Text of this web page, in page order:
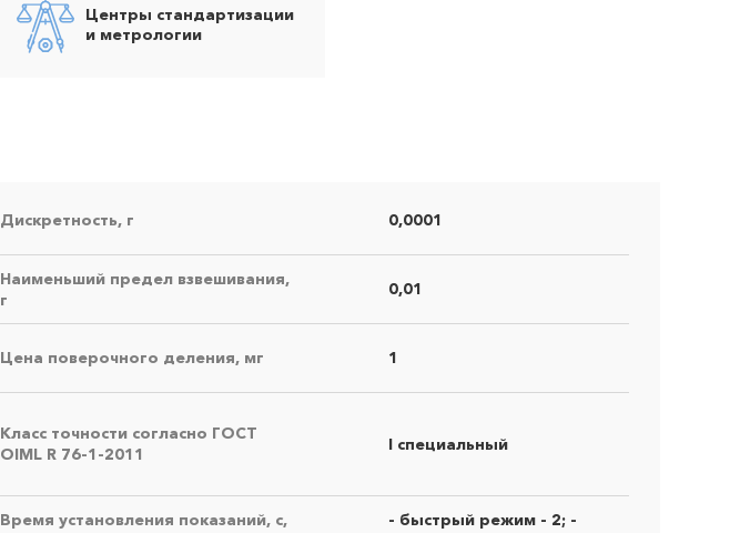
Центры стандартизации
и метрологии
Дискретность, г 0,0001
Наименьший предел взвешивания,
г
0,01
Цена поверочного деления, мг 1
Класс точности согласно ГОСТ
OIML R 76-1-2011
I специальный
Время установления показаний, с,
- быстрый режим - 2; -